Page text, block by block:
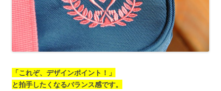
「これぞ、デザインポイント！」
と拍手したくなるバランス感です。